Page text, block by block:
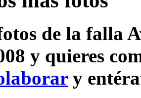
de la falla
y quieres
y